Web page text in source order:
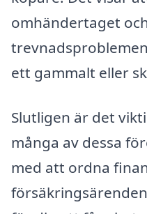
omhändertaget
ett gammalt eller
Slutligen är det
många av dessa
med att ordna